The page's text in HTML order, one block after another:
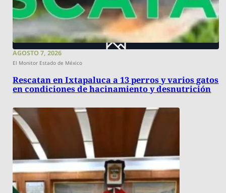
AGOSTO 7, 2026
El Monitor Estado de México
Rescatan en Ixtapaluca a 13 perros y varios gatos
en condiciones de hacinamiento y desnutrición